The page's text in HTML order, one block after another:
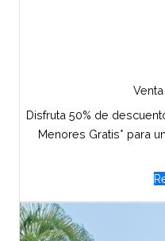
Disfruta 50% de
Menores Gratis* para